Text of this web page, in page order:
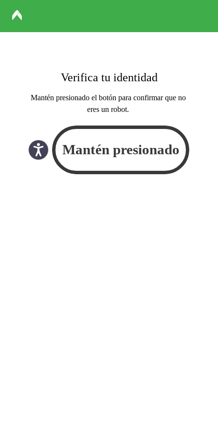
Verifica tu identidad
Mantén presionado el botón para confirmar que no
eres un robot.